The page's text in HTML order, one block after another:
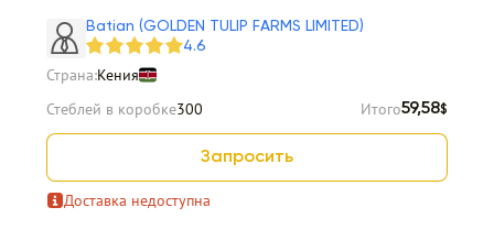
Batian (GOLDEN TULIP FARMS LIMITED)
4.6
Страна:Кения
Стеблей в коробке300 Итого59,58$
Запросить
Доставка недоступна